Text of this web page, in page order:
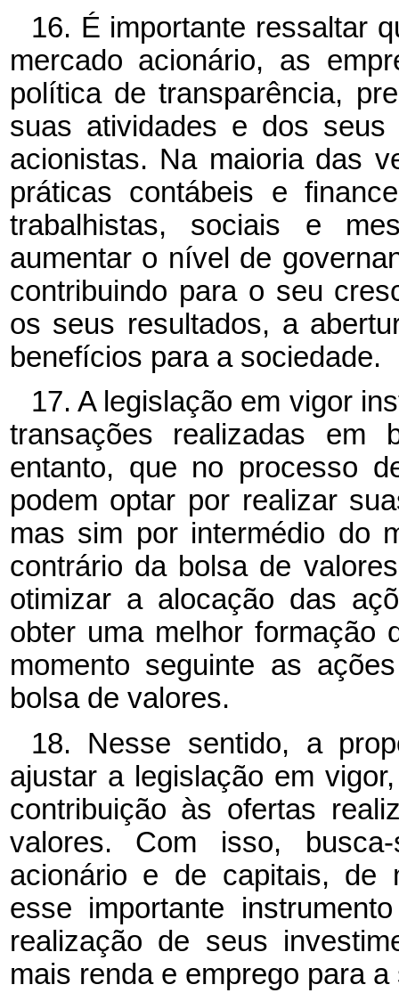
16. É importante ressaltar
mercado acionário, as
política de transparência,
suas atividades e dos
acionistas. Na maioria das
práticas contábeis e
trabalhistas, sociais e
aumentar o nível de
contribuindo para o seu
os seus resultados, a
benefícios para a sociedade.
17. A legislação em vigor
transações realizadas em
entanto, que no processo
podem optar por realizar
mas sim por intermédio do
contrário da bolsa de
otimizar a alocação das
obter uma melhor formação
momento seguinte as
bolsa de valores.
18. Nesse sentido, a
ajustar a legislação em
contribuição às ofertas
valores. Com isso,
acionário e de capitais, de
esse importante
realização de seus
mais renda e emprego para